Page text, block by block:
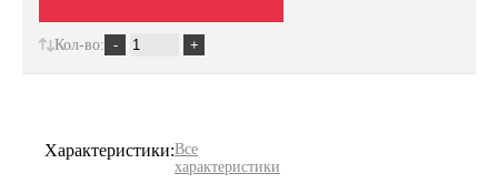
Характеристики:Все
характеристики
Кол-во: